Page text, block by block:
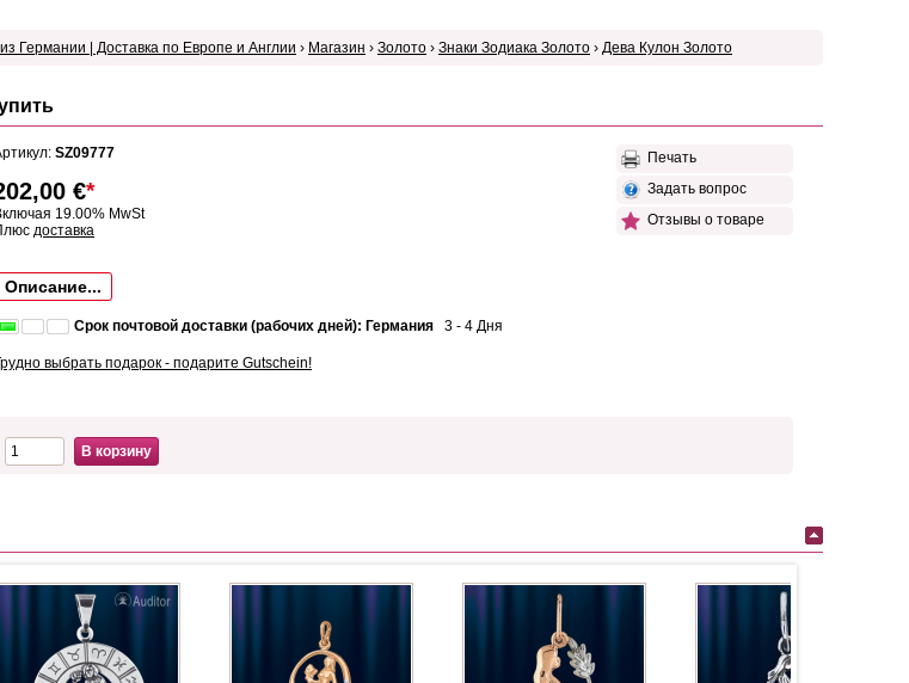
Германии | Доставка по Европе и Англии › Магазин › Золото › Знаки Зодиака Золото › Дева Кулон Золото
SZ09777
€*
19.00% MwSt
доставка
Описание...
Срок почтовой доставки (рабочих дней): Германия 3 - 4 Дня
выбрать подарок - подарите Gutschein!
Печать
Задать вопрос
Отзывы о товаре
В корзину